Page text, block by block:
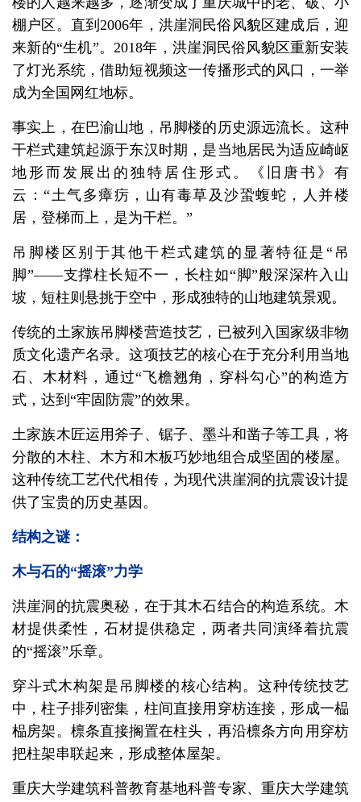
棚户区。直到2006年，洪崖洞民俗风貌区建成后，迎
来新的“生机”。2018年，洪崖洞民俗风貌区重新安装
了灯光系统，借助短视频这一传播形式的风口，一举
成为全国网红地标。
事实上，在巴渝山地，吊脚楼的历史源远流长。这种
干栏式建筑起源于东汉时期，是当地居民为适应崎岖
地形而发展出的独特居住形式。《旧唐书》有
云：“土气多瘴疠，山有毒草及沙蛩蝮蛇，人并楼
居，登梯而上，是为干栏。”
吊脚楼区别于其他干栏式建筑的显著特征是“吊
脚”——支撑柱长短不一，长柱如“脚”般深深杵入山
坡，短柱则悬挑于空中，形成独特的山地建筑景观。
传统的土家族吊脚楼营造技艺，已被列入国家级非物
质文化遗产名录。这项技艺的核心在于充分利用当地
石、木材料，通过“飞檐翘角，穿枓勾心”的构造方
式，达到“牢固防震”的效果。
土家族木匠运用斧子、锯子、墨斗和凿子等工具，将
分散的木柱、木方和木板巧妙地组合成坚固的楼屋。
这种传统工艺代代相传，为现代洪崖洞的抗震设计提
供了宝贵的历史基因。
结构之谜：
木与石的“摇滚”力学
洪崖洞的抗震奥秘，在于其木石结合的构造系统。木
材提供柔性，石材提供稳定，两者共同演绎着抗震
的“摇滚”乐章。
穿斗式木构架是吊脚楼的核心结构。这种传统技艺
中，柱子排列密集，柱间直接用穿枋连接，形成一榀
榀房架。檩条直接搁置在柱头，再沿檩条方向用穿枋
把柱架串联起来，形成整体屋架。
重庆大学建筑科普教育基地科普专家、重庆大学建筑